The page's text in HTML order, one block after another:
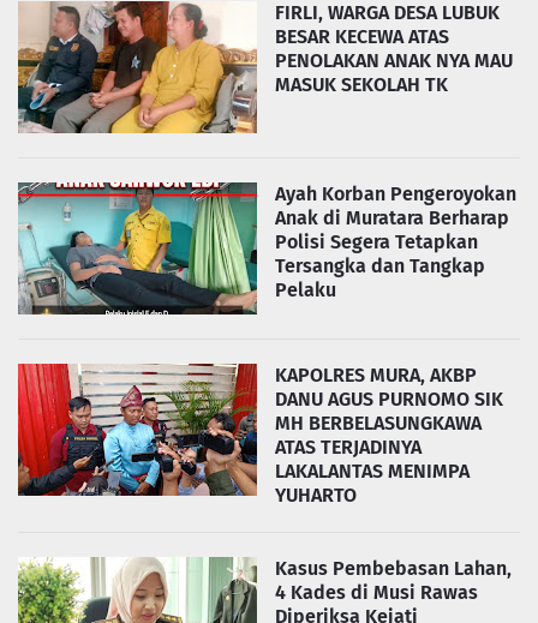
FIRLI, WARGA DESA LUBUK
BESAR KECEWA ATAS
PENOLAKAN ANAK NYA MAU
MASUK SEKOLAH TK
Ayah Korban Pengeroyokan
Anak di Muratara Berharap
Polisi Segera Tetapkan
Tersangka dan Tangkap
Pelaku
KAPOLRES MURA, AKBP
DANU AGUS PURNOMO SIK
MH BERBELASUNGKAWA
ATAS TERJADINYA
LAKALANTAS MENIMPA
YUHARTO
Kasus Pembebasan Lahan,
4 Kades di Musi Rawas
Diperiksa Kejati